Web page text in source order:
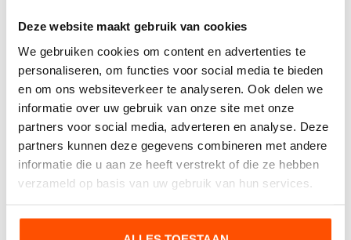
Deze website maakt gebruik van cookies
We gebruiken cookies om content en advertenties te
personaliseren, om functies voor social media te bieden
en om ons websiteverkeer te analyseren. Ook delen we
informatie over uw gebruik van onze site met onze
partners voor social media, adverteren en analyse. Deze
partners kunnen deze gegevens combineren met andere
informatie die u aan ze heeft verstrekt of die ze hebben
verzameld op basis van uw gebruik van hun services.
Waarom kiezen voor
beachvlaggen van CD-
Reclame?
Wat zijn de voordelen van uw beachvlaggen bestellen
bij CD-Reclame?
zowel binnen als buiten te plaatsen
en licht in gewicht